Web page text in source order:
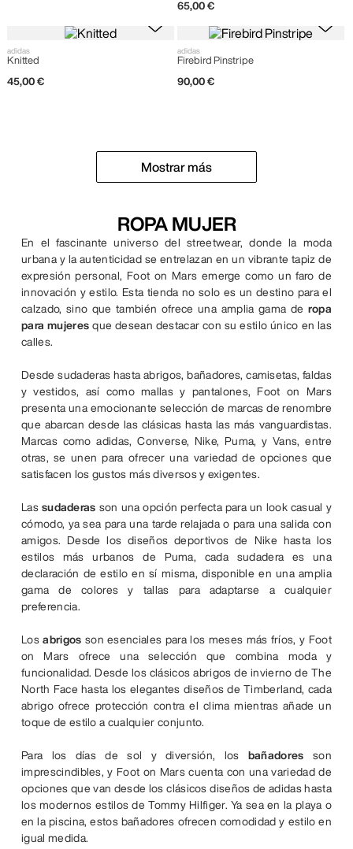
65,00 €
adidas
Knitted
45,00 €
adidas
Firebird Pinstripe
90,00 €
Mostrar más
ROPA MUJER
En el fascinante universo del streetwear, donde la moda
urbana y la autenticidad se entrelazan en un vibrante tapiz de
expresión personal, Foot on Mars emerge como un faro de
innovación y estilo. Esta tienda no solo es un destino para el
calzado, sino que también ofrece una amplia gama de ropa
para mujeres que desean destacar con su estilo único en las
calles.
Desde sudaderas hasta abrigos, bañadores, camisetas, faldas
y vestidos, así como mallas y pantalones, Foot on Mars
presenta una emocionante selección de marcas de renombre
que abarcan desde las clásicas hasta las más vanguardistas.
Marcas como adidas, Converse, Nike, Puma, y Vans, entre
otras, se unen para ofrecer una variedad de opciones que
satisfacen los gustos más diversos y exigentes.
Las sudaderas son una opción perfecta para un look casual y
cómodo, ya sea para una tarde relajada o para una salida con
amigos. Desde los diseños deportivos de Nike hasta los
estilos más urbanos de Puma, cada sudadera es una
declaración de estilo en sí misma, disponible en una amplia
gama de colores y tallas para adaptarse a cualquier
preferencia.
Losabrigos son esenciales para los meses más fríos, y Foot
on Mars ofrece una selección que combina moda y
funcionalidad. Desde los clásicos abrigos de invierno de The
North Face hasta los elegantes diseños de Timberland, cada
abrigo ofrece protección contra el clima mientras añade un
toque de estilo a cualquier conjunto.
Para los días de sol y diversión, los bañadores son
imprescindibles, y Foot on Mars cuenta con una variedad de
opciones que van desde los clásicos diseños de adidas hasta
los modernos estilos de Tommy Hilfiger. Ya sea en la playa o
en la piscina, estos bañadores ofrecen comodidad y estilo en
igual medida.